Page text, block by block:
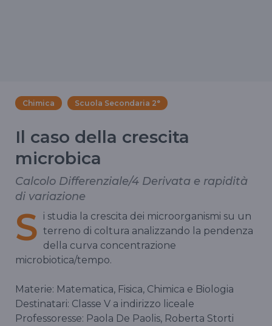
Chimica Scuola Secondaria 2°
Il caso della crescita
microbica
Calcolo Differenziale/4 Derivata e rapidità
di variazione
S i studia la crescita dei microorganismi su un
terreno di coltura analizzando la pendenza
della curva concentrazione
microbiotica/tempo.
Materie: Matematica, Fisica, Chimica e Biologia
Destinatari: Classe V a indirizzo liceale
Professoresse: Paola De Paolis, Roberta Storti